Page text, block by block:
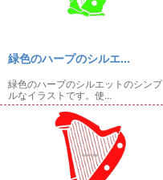
緑色のハープのシルエ...
緑色のハープのシルエットのシンプ
ルなイラストです。使...